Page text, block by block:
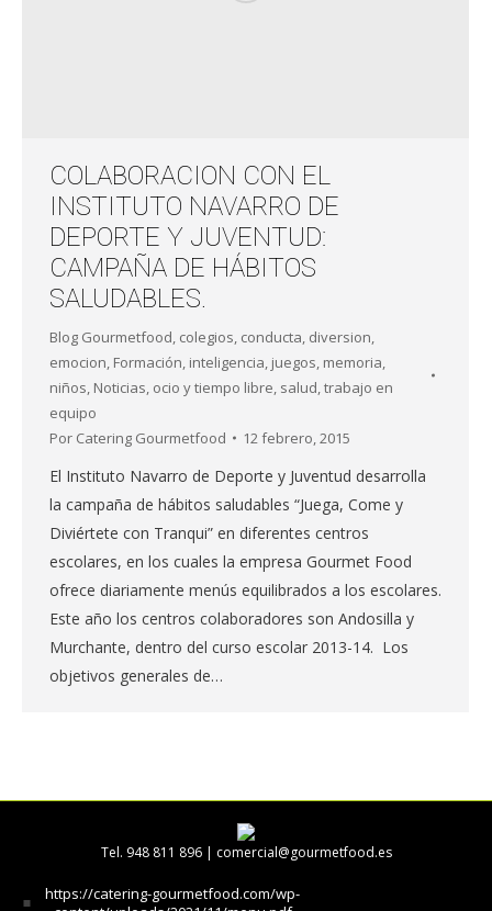
COLABORACION CON EL
INSTITUTO NAVARRO DE
DEPORTE Y JUVENTUD:
CAMPAÑA DE HÁBITOS
SALUDABLES.
Blog Gourmetfood colegios conducta diversion
emocion Formación inteligencia juegos memoria
niños Noticias ocio y tiempo libre salud trabajo en
equipo
Por Catering Gourmetfood 12 febrero, 2015
El Instituto Navarro de Deporte y Juventud desarrolla
la campaña de hábitos saludables “Juega, Come y
Diviértete con Tranqui” en diferentes centros
escolares, en los cuales la empresa Gourmet Food
ofrece diariamente menús equilibrados a los escolares.
Este año los centros colaboradores son Andosilla y
Murchante, dentro del curso escolar 2013-14. Los
objetivos generales de…
Tel. 948 811 896 | comercial@gourmetfood.es
https://catering-gourmetfood.com/wp-